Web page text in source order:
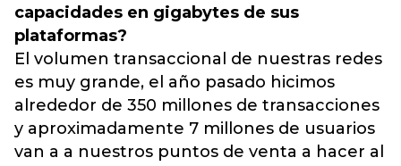
capacidades en gigabytes de sus
plataformas?
El volumen transaccional de nuestras redes
es muy grande, el año pasado hicimos
alrededor de 350 millones de transacciones
y aproximadamente 7 millones de usuarios
van a a nuestros puntos de venta a hacer al